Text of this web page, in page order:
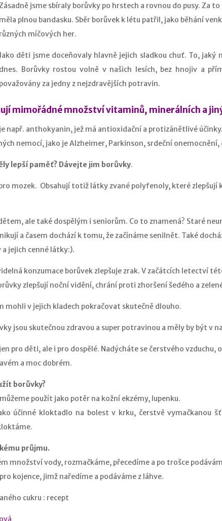
Zásadně jsme sbíraly borůvky po hrstech a rovnou do pusy. Za
měla plnou bandasku. Sběr borůvek k létu patřil, jako běhání
různých míčových her.
Jako děti jsme doceňovaly hlavně jejich sladkou chuť. To, jaký
dnes. Borůvky rostou volně v našich lesích, bez hnojiv a
považovány za jedny z nejzdravějších potravin.
mimořádné množství vitaminů, minerálních a
např. anthokyanin, jež má antioxidační a protizánětlivé
nemocí, jako je Alzheimer, Parkinson, srdeční onemocnění,
lepší paměť? Dávejte jim borůvky.
mozek. Obsahují totiž látky zvané polyfenoly, které zlepšují
ale také dospělým i seniorům. Co to znamená? Staré
a časem dochází k tomu, že začínáme senilnět. Také
jejich cenné látky:).
konzumace borůvek zlepšuje zrak. V začátcích letectví
zlepšují noční vidění, chrání proti zhoršení šedého a
mohli v jejich kladech pokračovat skutečně dlouho.
jsou skutečnou zdravou a super potravinou a měly by být v
pro děti, ale i pro dospělé. Nadýcháte se čerstvého
a moc dobrém.
borůvky?
použít jako potěr na kožní ekzémy, lupenku.
účinné kloktadlo na bolest v krku, čerstvě vymačkanou
průjmu.
množství vody, rozmačkáme, přecedíme a po trošce
kojence, jimž naředíme a podáváme z láhve.
cukru : recept